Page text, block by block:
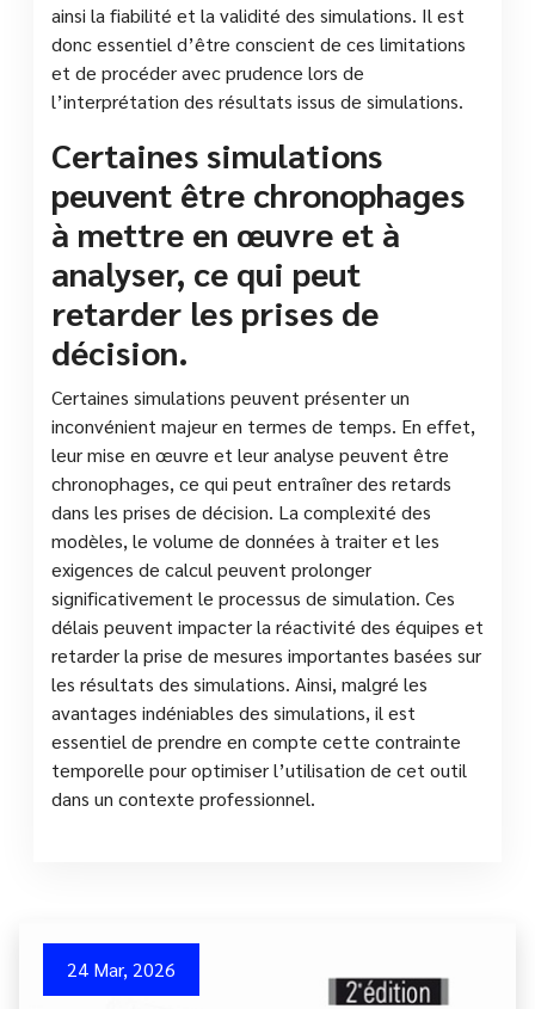
ainsi la fiabilité et la validité des simulations. Il est
donc essentiel d’être conscient de ces limitations
et de procéder avec prudence lors de
l’interprétation des résultats issus de simulations.
Certaines simulations
peuvent être chronophages
à mettre en œuvre et à
analyser, ce qui peut
retarder les prises de
décision.
Certaines simulations peuvent présenter un
inconvénient majeur en termes de temps. En effet,
leur mise en œuvre et leur analyse peuvent être
chronophages, ce qui peut entraîner des retards
dans les prises de décision. La complexité des
modèles, le volume de données à traiter et les
exigences de calcul peuvent prolonger
significativement le processus de simulation. Ces
délais peuvent impacter la réactivité des équipes et
retarder la prise de mesures importantes basées sur
les résultats des simulations. Ainsi, malgré les
avantages indéniables des simulations, il est
essentiel de prendre en compte cette contrainte
temporelle pour optimiser l’utilisation de cet outil
dans un contexte professionnel.
24 Mar, 2026